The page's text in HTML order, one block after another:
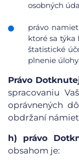
osobných
právo
ktoré sa týka
štatistické
plnenie
Právo
spracovaniu
oprávnených
obdržaní
h)
právo
obsahom je: